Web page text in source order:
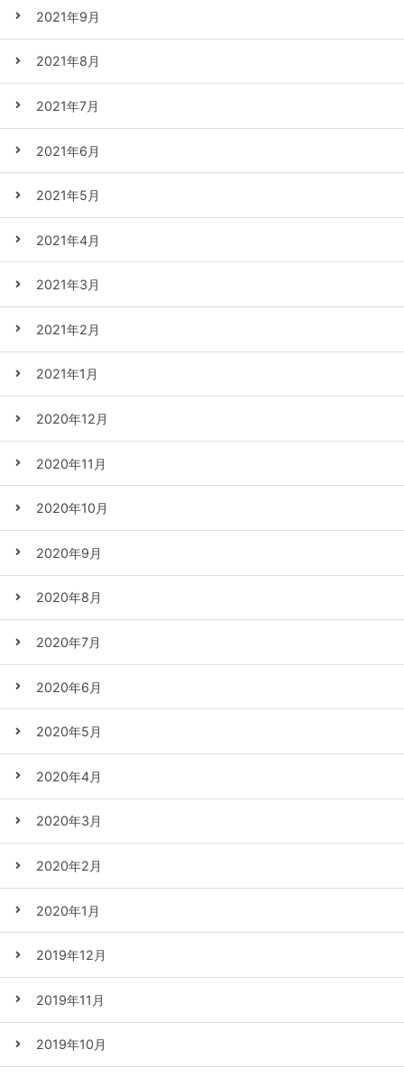
2021年9月
2021年8月
2021年7月
2021年6月
2021年5月
2021年4月
2021年3月
2021年2月
2021年1月
2020年12月
2020年11月
2020年10月
2020年9月
2020年8月
2020年7月
2020年6月
2020年5月
2020年4月
2020年3月
2020年2月
2020年1月
2019年12月
2019年11月
2019年10月